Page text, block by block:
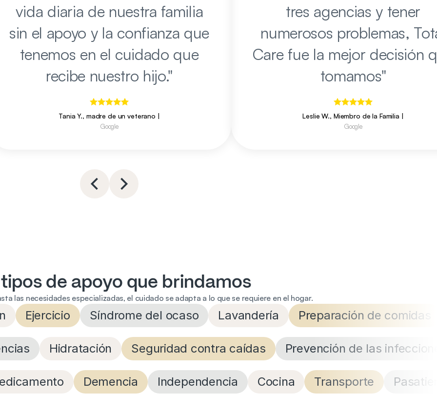
vida diaria de nuestra familia
sin el apoyo y la confianza que
tenemos en el cuidado que
recibe nuestro hijo."
Tania Y., madre de un veterano |
Google
tres agencias y tener
numerosos problemas,
Care fue la mejor decisión
tomamos"
Leslie W., Miembro de la Familia |
Google
de apoyo que brindamos
las necesidades especializadas, el cuidado se adapta a lo que se requiere en el hogar.
Ejercicio Síndrome del ocaso Lavandería Preparación de comidas
Hidratación Seguridad contra caídas Prevención de las
Demencia Independencia Cocina Transporte